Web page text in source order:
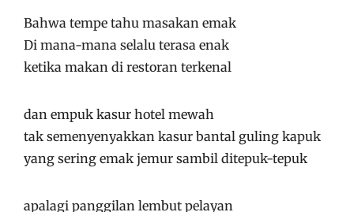
Bahwa tempe tahu masakan emak
Di mana-mana selalu terasa enak
ketika makan di restoran terkenal
dan empuk kasur hotel mewah
tak semenyenyakkan kasur bantal guling kapuk
yang sering emak jemur sambil ditepuk-tepuk
apalagi panggilan lembut pelayan